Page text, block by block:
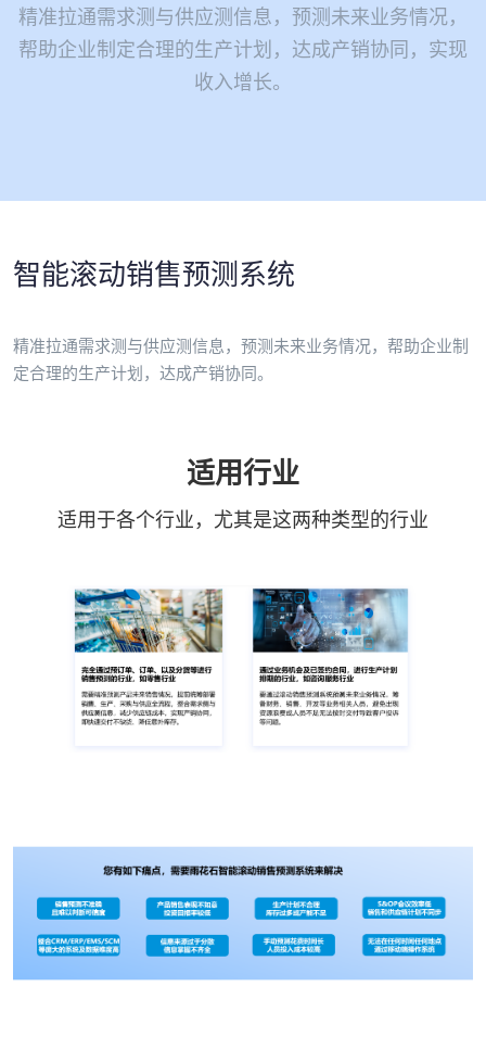
精准拉通需求测与供应测信息，预测未来业务情况，
帮助企业制定合理的生产计划，达成产销协同，实现
收入增长。
智能滚动销售预测系统
精准拉通需求测与供应测信息，预测未来业务情况，帮助企业制
定合理的生产计划，达成产销协同。
适用行业
适用于各个行业，尤其是这两种类型的行业